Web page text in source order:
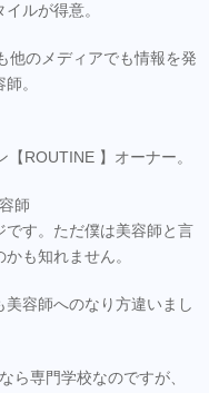
ルが得意。
他のメディアでも情報を発
。
ROUTINE 】オーナー。
師
す。ただ僕は美容師と言
も知れません。
容師へのなり方違いまし
ら専門学校なのですが、